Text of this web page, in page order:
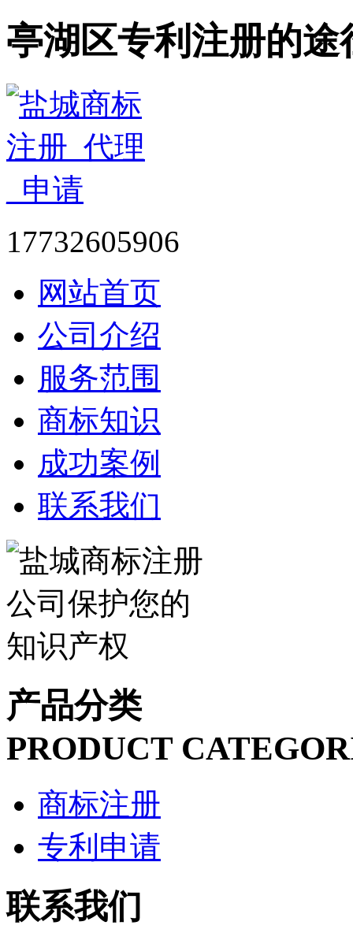
亭湖区专利注册的
17732605906
网站首页
公司介绍
服务范围
商标知识
成功案例
联系我们
产品分类
PRODUCT
商标注册
专利申请
联系我们